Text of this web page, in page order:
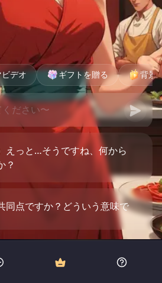
デオ ギフトを贈る 背景
えっと…そうですね、何から
？
同点ですか？どういう意味で